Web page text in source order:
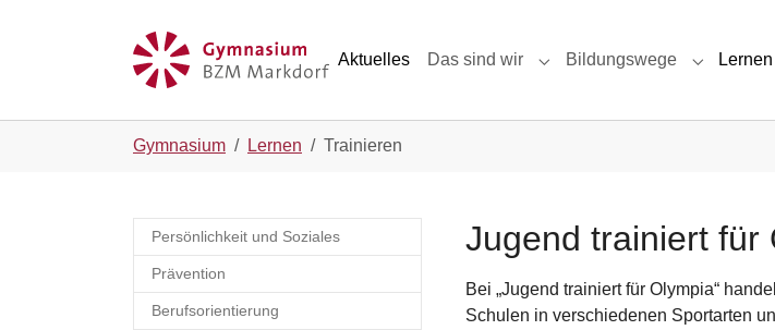
Aktuelles Das sind wir
Submenu for "Das sind wir"
Bildungswege
Submenu
Lernen
Gymnasium Lernen Trainieren
Jugend trainiert für
Bei „Jugend trainiert für Olympia“
Schulen in verschiedenen Sportarten
Persönlichkeit und Soziales
Prävention
Berufsorientierung